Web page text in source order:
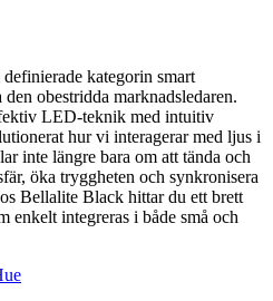
kategorin smart
obestridda marknadsledaren.
LED-teknik med intuitiv
hur vi interagerar med ljus i
inte längre bara om att tända och
öka tryggheten och synkronisera
Bellalite Black hittar du ett brett
enkelt integreras i både små och